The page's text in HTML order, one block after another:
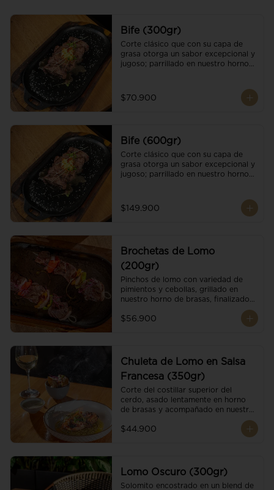
Bife (300gr)
Corte clásico que con su capa de
grasa otorga un sabor excepcional y
jugoso; parrillado en nuestro horno
cristales de sal y mantequilla de ajo
y pimientos. Una guarnición a
$70.900
Bife (600gr)
Corte clásico que con su capa de
grasa otorga un sabor excepcional y
jugoso; parrillado en nuestro horno
cristales de sal y mantequilla de ajo
y pimientos. Dos guarniciones a
$149.900
Brochetas de Lomo
(200gr)
Pinchos de lomo con variedad de
pimientos y cebollas, grillado en
nuestro horno de brasas, finalizado
con cristales de sal. Acompañado de
salsa criolla.
$56.900
Chuleta de Lomo en Salsa
Francesa (350gr)
Corte del costillar superior del
cerdo, asado lentamente en horno
de brasas y acompañado en nuestra
$44.900
Lomo Oscuro (300gr)
Solomito encostrado en un blend de